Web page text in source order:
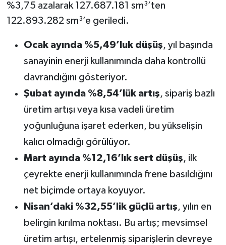
%3,75 azalarak 127.687.181 sm³’ten
122.893.282 sm³’e geriledi.
Ocak ayında %5,49’luk düşüş, yıl başında
sanayinin enerji kullanımında daha kontrollü
davrandığını gösteriyor.
Şubat ayında %8,54’lük artış, sipariş bazlı
üretim artışı veya kısa vadeli üretim
yoğunluğuna işaret ederken, bu yükselişin
kalıcı olmadığı görülüyor.
Mart ayında %12,16’lık sert düşüş, ilk
çeyrekte enerji kullanımında frene basıldığını
net biçimde ortaya koyuyor.
Nisan’daki %32,55’lik güçlü artış, yılın en
belirgin kırılma noktası. Bu artış; mevsimsel
üretim artışı, ertelenmiş siparişlerin devreye